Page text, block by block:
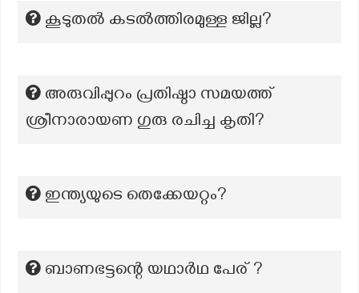
കൂടുതൽ കടൽത്തിരമുള്ള ജില്ല?
അരുവിപ്പുറം പ്രതിഷ്ഠാ സമയത്ത്
ശ്രീനാരായണ ഗുരു രചിച്ച കൃതി?
ഇന്ത്യയുടെ തെക്കേയറ്റം?
ബാണഭട്ടന്റെ യഥാർഥ പേര് ?